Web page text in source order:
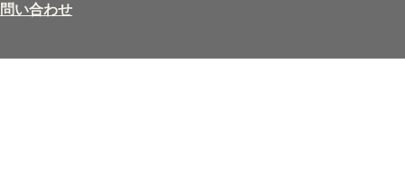
問い合わせ